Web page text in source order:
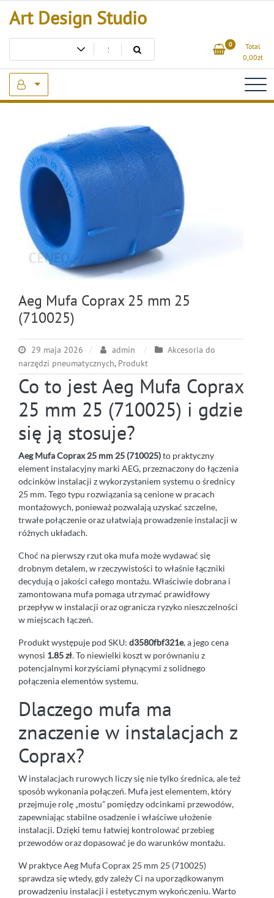
Art Design Studio
0
Total
0,00zł
Aeg Mufa Coprax 25 mm 25
(710025)
29 maja 2026 admin
Akcesoria do
narzędzi pneumatycznych, Produkt
Co to jest Aeg Mufa Coprax
25 mm 25 (710025) i gdzie
się ją stosuje?
Aeg Mufa Coprax 25 mm 25 (710025)to praktyczny
element instalacyjny marki AEG, przeznaczony do łączenia
odcinków instalacji z wykorzystaniem systemu o średnicy
25 mm. Tego typu rozwiązania są cenione w pracach
montażowych, ponieważ pozwalają uzyskać szczelne,
trwałe połączenie oraz ułatwiają prowadzenie instalacji w
różnych układach.
Choć na pierwszy rzut oka mufa może wydawać się
drobnym detalem, w rzeczywistości to właśnie łączniki
decydują o jakości całego montażu. Właściwie dobrana i
zamontowana mufa pomaga utrzymać prawidłowy
przepływ w instalacji oraz ogranicza ryzyko nieszczelności
w miejscach łączeń.
Produkt występuje pod SKU: d3580fbf321e, a jego cena
wynosi 1.85 zł. To niewielki koszt w porównaniu z
potencjalnymi korzyściami płynącymi z solidnego
połączenia elementów systemu.
Dlaczego mufa ma
znaczenie w instalacjach z
Coprax?
W instalacjach rurowych liczy się nie tylko średnica, ale też
sposób wykonania połączeń. Mufa jest elementem, który
przejmuje rolę „mostu” pomiędzy odcinkami przewodów,
zapewniając stabilne osadzenie i właściwe ułożenie
instalacji. Dzięki temu łatwiej kontrolować przebieg
przewodów oraz dopasować je do warunków montażu.
W praktyce Aeg Mufa Coprax 25 mm 25 (710025)
sprawdza się wtedy, gdy zależy Ci na uporządkowanym
prowadzeniu instalacji i estetycznym wykończeniu. Warto